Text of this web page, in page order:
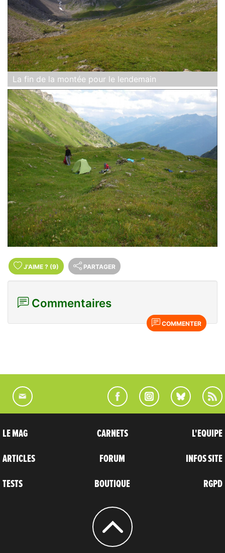
La fin de la montée pour le lendemain
J'AIME ? (9) PARTAGER
Commentaires
COMMENTER
LE MAG
ARTICLES
TESTS
CARNETS
FORUM
BOUTIQUE
L'EQUIPE
INFOS SITE
RGPD